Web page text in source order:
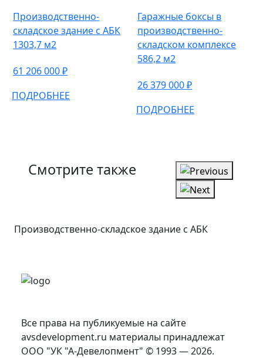
Производственно-
складское здание с АБК
1303,7 м2
61 206 000 ₽
ПОДРОБНЕЕ
Гаражные боксы в
производственно-
складском комплексе
586,2 м2
26 379 000 ₽
ПОДРОБНЕЕ
Смотрите также
Производственно-складское здание с АБК
Все права на публикуемые на сайте
avsdevelopment.ru материалы принадлежат
ООО "УК "А-Девелопмент" © 1993 — 2026.